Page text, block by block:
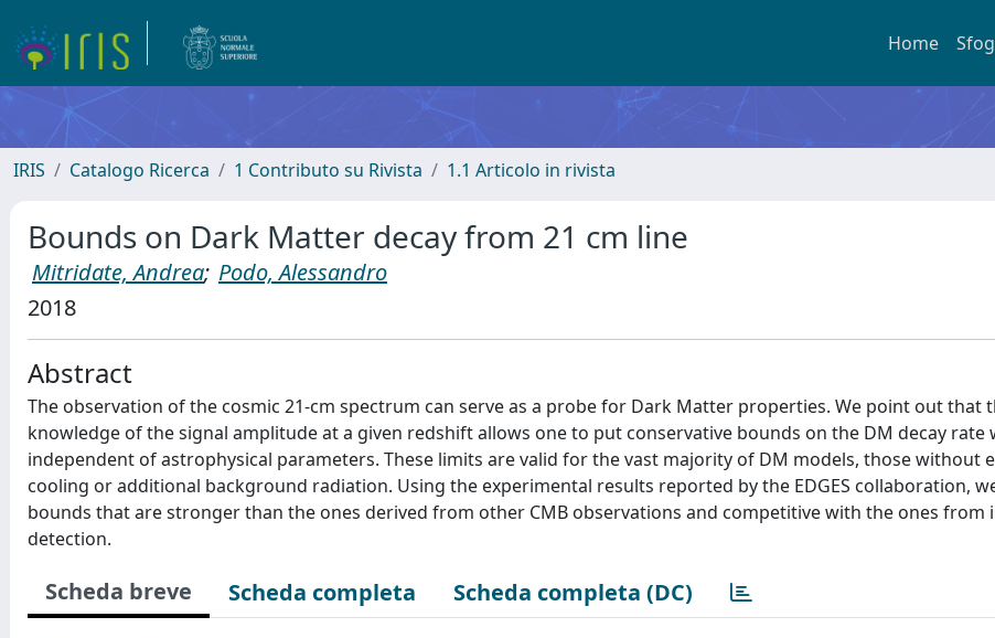
Home
IRIS Catalogo Ricerca 1 Contributo su Rivista 1.1 Articolo in rivista
Bounds on Dark Matter decay from 21 cm line
Mitridate, Andrea; Podo, Alessandro
2018
Abstract
The observation of the cosmic 21-cm spectrum can serve as a probe for Dark Matter properties. We point out that
knowledge of the signal amplitude at a given redshift allows one to put conservative bounds on the DM decay rate
independent of astrophysical parameters. These limits are valid for the vast majority of DM models, those without
cooling or additional background radiation. Using the experimental results reported by the EDGES collaboration,
bounds that are stronger than the ones derived from other CMB observations and competitive with the ones from
detection.
Scheda breve Scheda completa Scheda completa (DC)